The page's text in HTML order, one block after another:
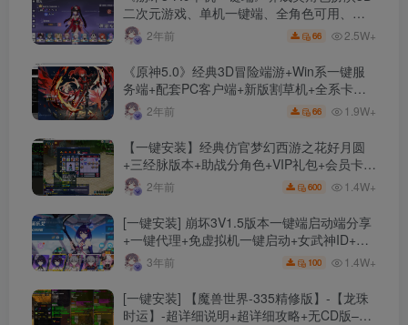
二次元游戏、单机一键端、全角色可用、无
限资源、附带保姆级安装教程
2年前 66 2.5W+
《原神5.0》经典3D冒险端游+Win系一键服
务端+配套PC客户端+新版割草机+全系卡池
文件2年前 66 1.9W+
【一键安装】经典仿官梦幻西游之花好月圆
+三经脉版本+助战分角色+VIP礼包+会员卡
+剧情活动+视频搭建及其他修改资料
2年前 600 1.4W+
[一键安装] 崩坏3V1.5版本一键端启动端分享
+一键代理+免虚拟机一键启动+女武神ID+详
细指令+极简一键修改
3年前 100 1.4W+
[一键安装] 【魔兽世界-335精修版】-【龙珠
时运】-超详细说明+超详细攻略+无CD版–精